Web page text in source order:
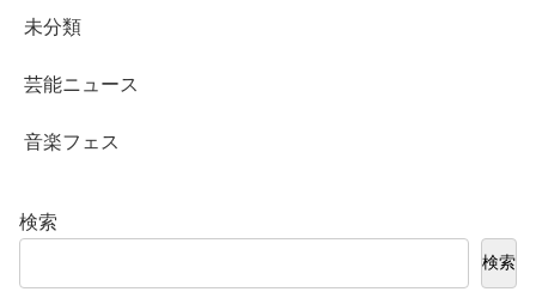
未分類
芸能ニュース
音楽フェス
検索
検索